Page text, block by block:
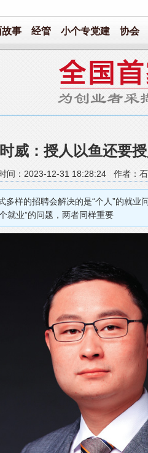
事 经管 小个专党建 协会
威：授人以鱼还要
间：2023-12-31 18:28:24 作者：
多样的招聘会解决的是“个人”的就业
就业”的问题，两者同样重要